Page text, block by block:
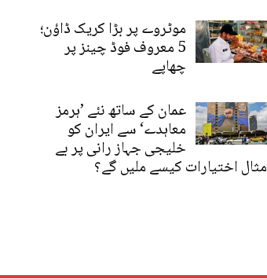
موٹروے پر بڑا کریک ڈاؤن؛
5 معروف فوڈ چینز پر
چھاپے
عمان کے ساتھ نئے ’ہرمز
معاہدے‘ سے ایران کو
خلیجی جہاز رانی پر بے
مثال اختیارات کیسے ملیں گے؟